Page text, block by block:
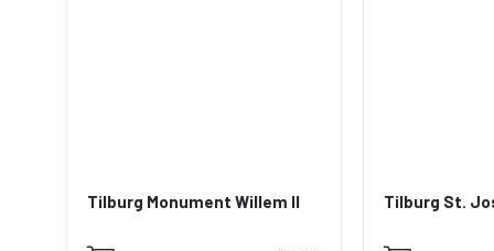
Tilburg Monument Willem II Tilburg St.